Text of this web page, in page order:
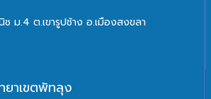
ม.4 ต.เขารูปช้าง อ.เมืองสงขลา
ยาเขตพัทลุง